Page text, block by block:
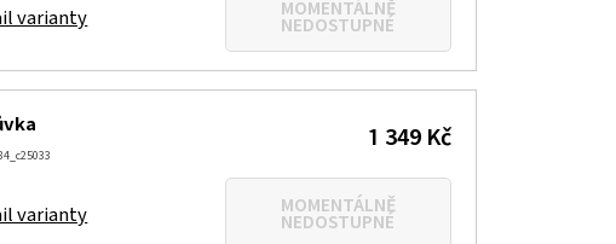
varianty
MOMENTÁLNĚ
NEDOSTUPNÉ
1 349 Kč
varianty
MOMENTÁLNĚ
NEDOSTUPNÉ